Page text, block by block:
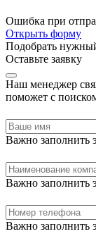
Ошибка при
Открыть форму
Подобрать
Оставьте заявку
Наш менеджер
поможет с
Важно заполнить
Важно заполнить
Важно заполнить